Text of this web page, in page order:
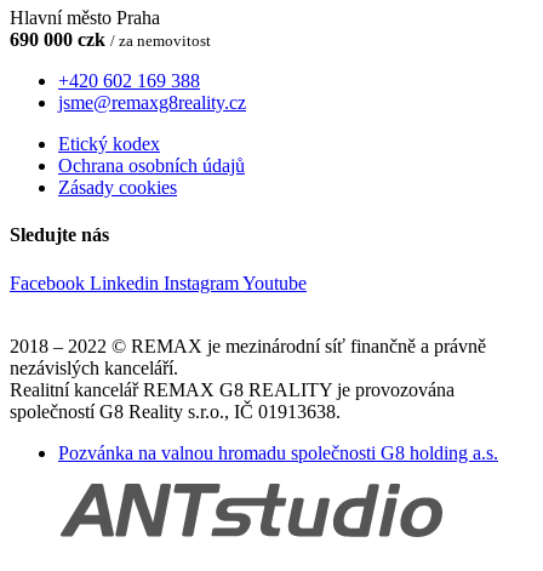
Hlavní město Praha
690 000 czk / za nemovitost
+420 602 169 388
jsme@remaxg8reality.cz
Etický kodex
Ochrana osobních údajů
Zásady cookies
Sledujte nás
Facebook Linkedin InstagramYoutube
2018 – 2022 © REMAX je mezinárodní síť finančně a právně
nezávislých kanceláří.
Realitní kancelář REMAX G8 REALITY je provozována
společností G8 Reality s.r.o., IČ 01913638.
Pozvánka na valnou hromadu společnosti G8 holding a.s.